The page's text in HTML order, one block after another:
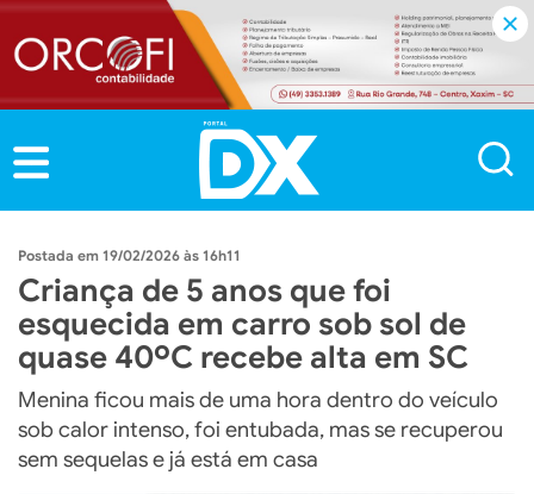
19/02/2026 às 16h11
Criança de 5 anos que foi
esquecida em carro sob sol de
quase 40ºC recebe alta em SC
Menina ficou mais de uma hora dentro do veículo
sob calor intenso, foi entubada, mas se recuperou
sem sequelas e já está em casa